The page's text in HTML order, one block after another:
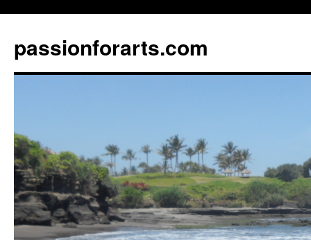
content
passionforarts.com